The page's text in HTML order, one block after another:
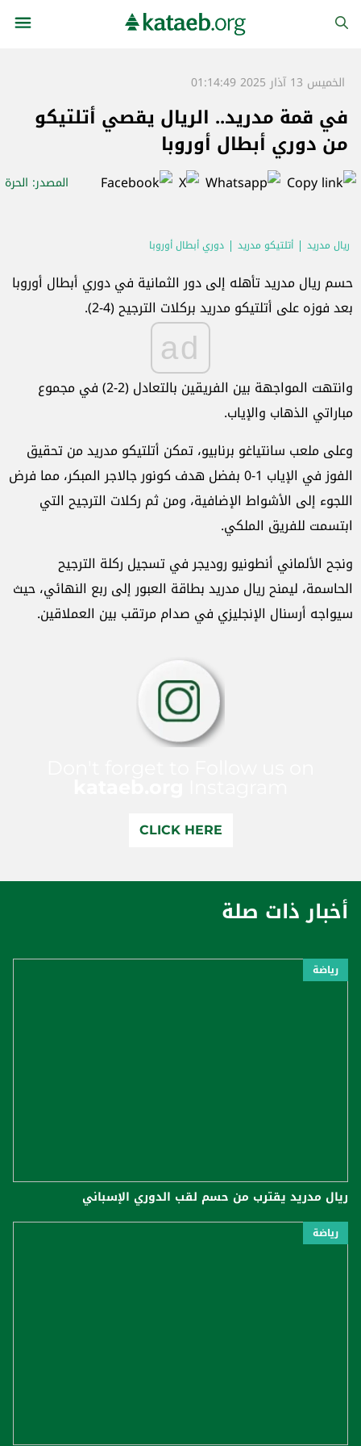
الخميس 13 آذار 2025 01:14:49
في قمة مدريد.. الريال يقصي أتلتيكو
من دوري أبطال أوروبا
المصدر: الحرة
ريال مدريد أتلتيكو مدريد دوري أبطال أوروبا
حسم ريال مدريد تأهله إلى دور الثمانية في دوري أبطال أوروبا
بعد فوزه على أتلتيكو مدريد بركلات الترجيح (4-2).
ad
وانتهت المواجهة بين الفريقين بالتعادل (2-2) في مجموع
مباراتي الذهاب والإياب.
وعلى ملعب سانتياغو برنابيو، تمكن أتلتيكو مدريد من تحقيق
الفوز في الإياب 1-0 بفضل هدف كونور جالاجر المبكر، مما فرض
اللجوء إلى الأشواط الإضافية، ومن ثم ركلات الترجيح التي
ابتسمت للفريق الملكي.
ونجح الألماني أنطونيو روديجر في تسجيل ركلة الترجيح
الحاسمة، ليمنح ريال مدريد بطاقة العبور إلى ربع النهائي، حيث
سيواجه أرسنال الإنجليزي في صدام مرتقب بين العملاقين.
CLICK HERE
أخبار ذات صلة
رياضة
ريال مدريد يقترب من حسم لقب الدوري الإسباني
رياضة